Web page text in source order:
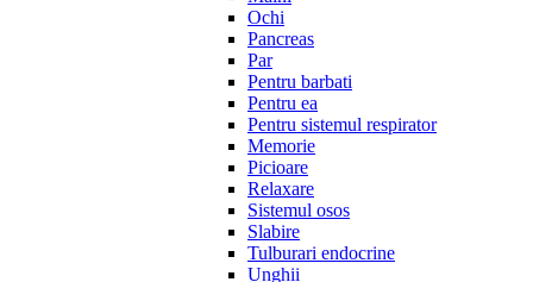
Ochi
Pancreas
Par
Pentru barbati
Pentru ea
Pentru sistemul respirator
Memorie
Picioare
Relaxare
Sistemul osos
Slabire
Tulburari endocrine
Unghii